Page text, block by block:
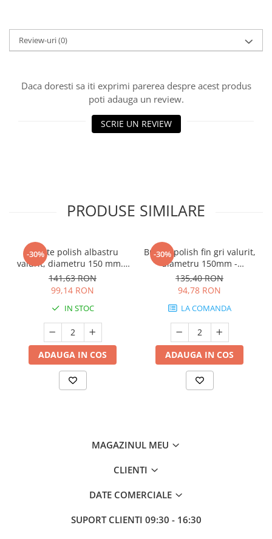
Review-uri(0)
Daca doresti sa iti exprimi parerea despre acest produs
poti adauga un review.
SCRIE UN REVIEW
PRODUSE SIMILARE
-30%
Burete polish albastru
valurit, diametru 150 mm. -
3M.50388
141,63 RON
99,14 RON
IN STOC
ADAUGA IN COS
-30%
Burete polish fin gri valurit,
diametru 150mm -
3M.09378
135,40 RON
94,78 RON
LA COMANDA
ADAUGA IN COS
MAGAZINUL MEU
CLIENTI
DATE COMERCIALE
SUPORT CLIENTI 09:30 - 16:30